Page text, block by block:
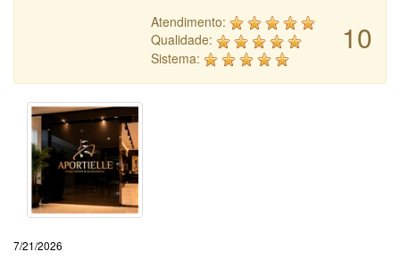
10
Atendimento:
Qualidade:
Sistema:
7/21/2026